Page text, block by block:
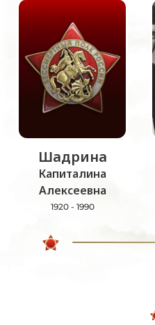
Шадрина
Капиталина
Алексеевна
1920 - 1990